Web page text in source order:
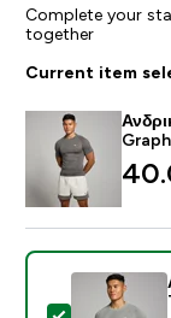
Complete your
together
Current item